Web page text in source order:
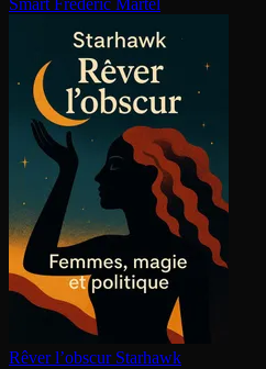
Smart Frédéric Martel
Rêver l’obscur Starhawk